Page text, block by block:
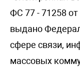
ФС 77 - 71258 от
выдано
сфере связи,
массовых